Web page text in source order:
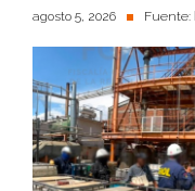
agosto 5, 2026 Fuente: